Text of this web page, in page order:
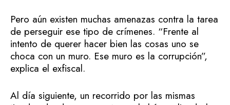
Pero aún existen muchas amenazas contra la tarea
de perseguir ese tipo de crímenes. “Frente al
intento de querer hacer bien las cosas uno se
choca con un muro. Ese muro es la corrupción”,
explica el exfiscal.
Al día siguiente, un recorrido por las mismas